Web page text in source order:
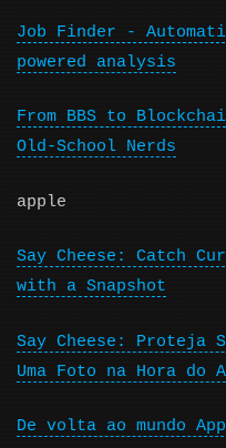
Job Finder -
powered analysis
From BBS to
Old-School Nerds
apple
Say Cheese: Catch
with a Snapshot
Say Cheese: Proteja
Uma Foto na Hora do
De volta ao mundo